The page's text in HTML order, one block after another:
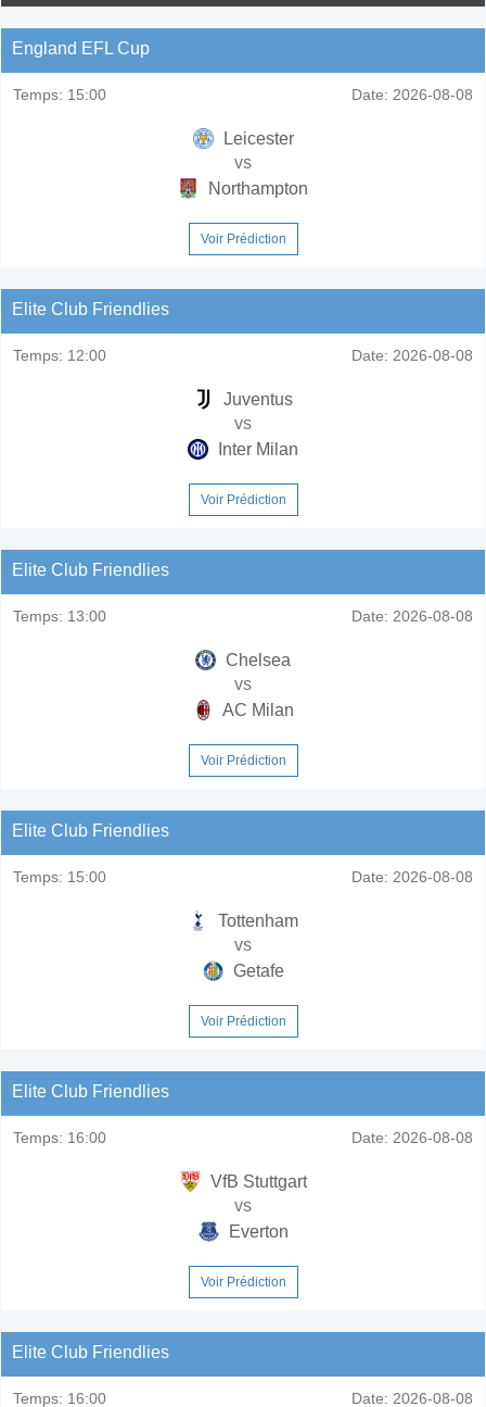
England EFL Cup
Temps: 15:00 Date: 2026-08-08
Leicester
vs
Northampton
Voir Prédiction
Elite Club Friendlies
Temps: 12:00 Date: 2026-08-08
Juventus
vs
Inter Milan
Voir Prédiction
Elite Club Friendlies
Temps: 13:00 Date: 2026-08-08
Chelsea
vs
AC Milan
Voir Prédiction
Elite Club Friendlies
Temps: 15:00 Date: 2026-08-08
Tottenham
vs
Getafe
Voir Prédiction
Elite Club Friendlies
Temps: 16:00 Date: 2026-08-08
VfB Stuttgart
vs
Everton
Voir Prédiction
Elite Club Friendlies
Temps: 16:00 Date: 2026-08-08